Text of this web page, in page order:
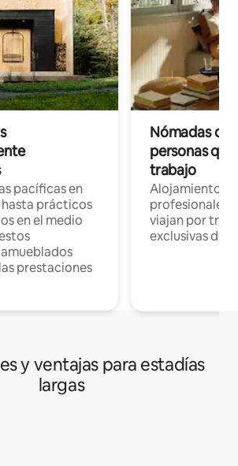
pacíficas en
hasta prácticos
en el medio
prestaciones
Nómadas
personas
trabajo
Alojamientos
profesionales
viajan por
exclusivas de
y ventajas para estadías
largas